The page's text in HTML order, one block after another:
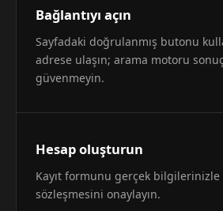
Bağlantıyı açın
Sayfadaki doğrulanmış butonu
adrese ulaşın; arama motoru
güvenmeyin.
Hesap oluşturun
Kayıt formunu gerçek
sözleşmesini onaylayın.